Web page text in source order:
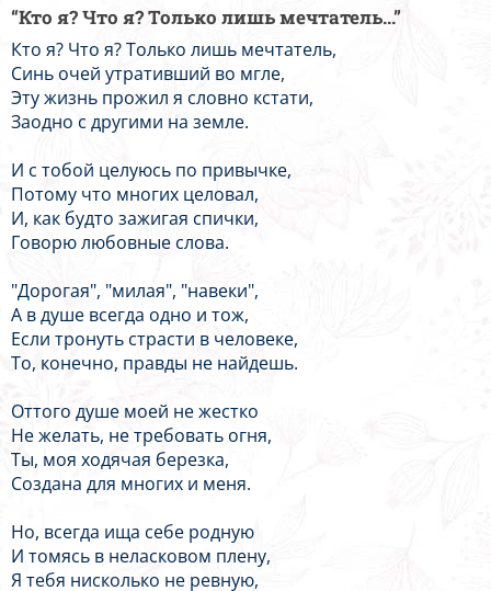
“Кто я? Что я? Только лишь мечтатель...”
Кто я? Что я? Только лишь мечтатель,
Синь очей утративший во мгле,
Эту жизнь прожил я словно кстати,
Заодно с другими на земле.
И с тобой целуюсь по привычке,
Потому что многих целовал,
И, как будто зажигая спички,
Говорю любовные слова.
"Дорогая", "милая", "навеки",
А в душе всегда одно и тож,
Если тронуть страсти в человеке,
То, конечно, правды не найдешь.
Оттого душе моей не жестко
Не желать, не требовать огня,
Ты, моя ходячая березка,
Создана для многих и меня.
Но, всегда ища себе родную
И томясь в неласковом плену,
Я тебя нисколько не ревную,